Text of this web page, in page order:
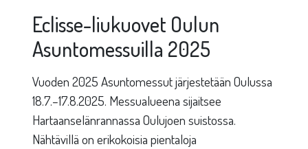
Eclisse-liukuovet Oulun
Asuntomessuilla 2025
Vuoden 2025 Asuntomessut järjestetään Oulussa
18.7.–17.8.2025. Messualueena sijaitsee
Hartaanselänrannassa Oulujoen suistossa.
Nähtävillä on erikokoisia pientaloja